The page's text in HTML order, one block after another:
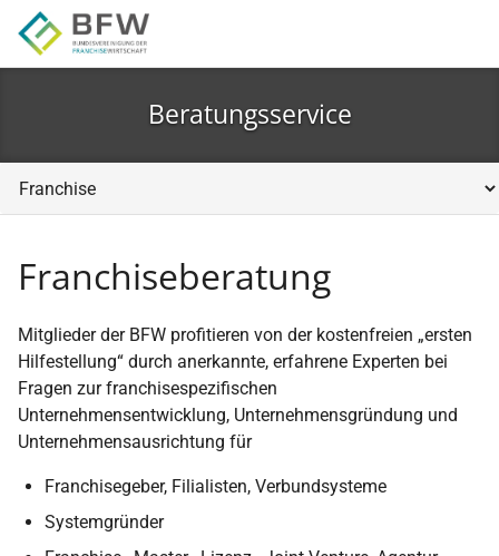
Zur Hauptnavigation springen
Zum Hauptinhalt springen
Zur Seitenfußzeile springen
Beratungsservice
Franchiseberatung
Mitglieder der BFW profitieren von der kostenfreien „ersten
Hilfestellung“ durch anerkannte, erfahrene Experten bei
Fragen zur franchisespezifischen
Unternehmensentwicklung, Unternehmensgründung und
Unternehmensausrichtung für
Franchisegeber, Filialisten, Verbundsysteme
Systemgründer